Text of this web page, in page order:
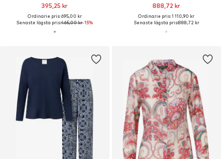
395,25 kr
Ordinarie pris: 695,00 kr
Senaste lägsta pris:465,00 kr-15%
888,72 kr
Ordinarie pris: 1 110,90 kr
Senaste lägsta pris:888,72 kr